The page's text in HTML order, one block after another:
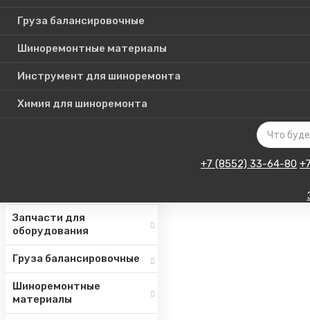
Груза балансировочные
Шиноремонтные материалы
Инструмент для шиноремонта
Химия для шиноремонта
+7 (8552) 33-64-80
Шиномонтажное
Запчасти для
оборудования
Груза балансировочные
Шиноремонтные
материалы